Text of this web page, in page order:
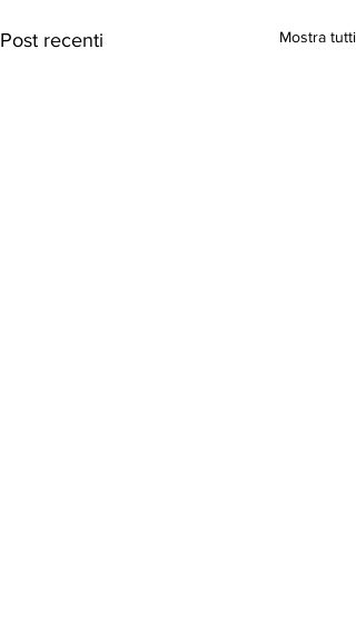
Post recenti Mostra tutti